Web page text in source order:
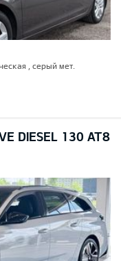
, серый мет.
DIESEL 130 AT8